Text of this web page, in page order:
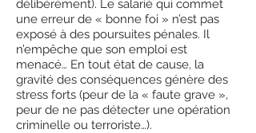
délibérément). Le salarié qui commet
une erreur de « bonne foi » n’est pas
exposé à des poursuites pénales. Il
n’empêche que son emploi est
menacé… En tout état de cause, la
gravité des conséquences génère des
stress forts (peur de la « faute grave »,
peur de ne pas détecter une opération
criminelle ou terroriste…).